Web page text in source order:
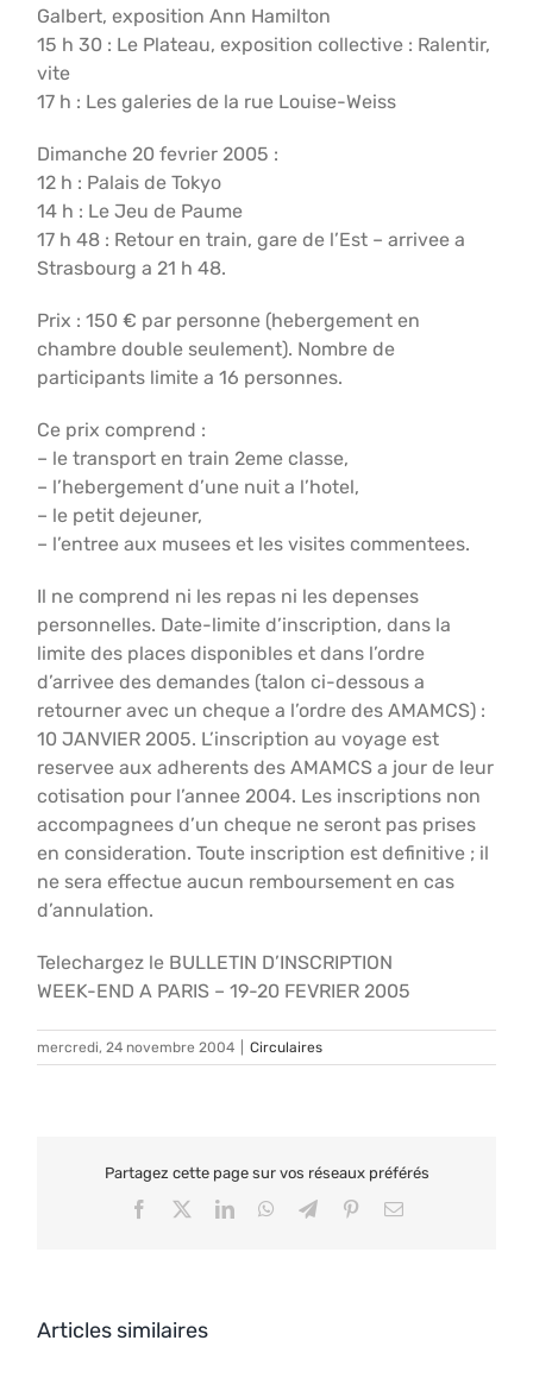
Galbert, exposition Ann Hamilton
15 h 30 : Le Plateau, exposition collective : Ralentir,
vite
17 h : Les galeries de la rue Louise-Weiss
Dimanche 20 fevrier 2005 :
12 h : Palais de Tokyo
14 h : Le Jeu de Paume
17 h 48 : Retour en train, gare de l’Est – arrivee a
Strasbourg a 21 h 48.
Prix : 150 € par personne (hebergement en
chambre double seulement). Nombre de
participants limite a 16 personnes.
Ce prix comprend :
– le transport en train 2eme classe,
– l’hebergement d’une nuit a l’hotel,
– le petit dejeuner,
– l’entree aux musees et les visites commentees.
Il ne comprend ni les repas ni les depenses
personnelles. Date-limite d’inscription, dans la
limite des places disponibles et dans l’ordre
d’arrivee des demandes (talon ci-dessous a
retourner avec un cheque a l’ordre des AMAMCS) :
10 JANVIER 2005. L’inscription au voyage est
reservee aux adherents des AMAMCS a jour de leur
cotisation pour l’annee 2004. Les inscriptions non
accompagnees d’un cheque ne seront pas prises
en consideration. Toute inscription est definitive ; il
ne sera effectue aucun remboursement en cas
d’annulation.
Telechargez le BULLETIN D’INSCRIPTION
WEEK-END A PARIS – 19-20 FEVRIER 2005
mercredi, 24 novembre 2004 Circulaires
Partagez cette page sur vos réseaux préférés
Facebook LinkedInWhatsApp
TelegramPinterestEmail
Articles similaires